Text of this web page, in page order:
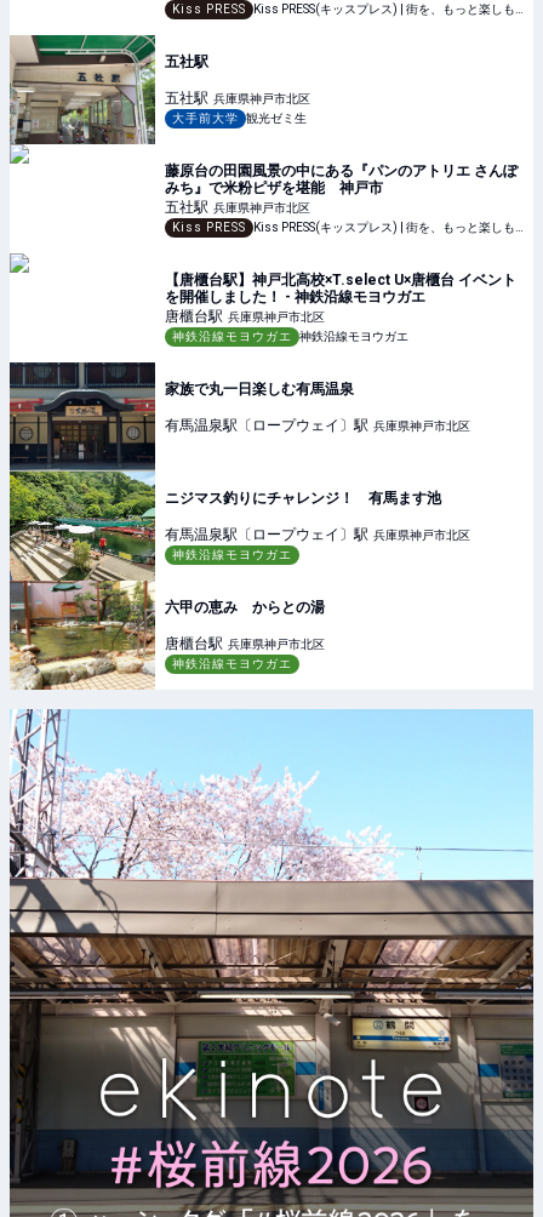
Kiss PRESS
五社駅
五社駅 兵庫県神戸市北区
大手前大学
観光ゼミ生
藤原台の田園風景の中にある『パンのアトリエ さんぽ
みち』で米粉ピザを堪能 神戸市
五社駅 兵庫県神戸市北区
Kiss PRESS
【唐櫃台駅】神戸北高校×T.select U×唐櫃台 イベント
を開催しました！ - 神鉄沿線モヨウガエ
唐櫃台駅 兵庫県神戸市北区
神鉄沿線モヨウガエ
神鉄沿線モヨウガエ
家族で丸一日楽しむ有馬温泉
有馬温泉駅〔ロープウェイ〕駅 兵庫県神戸市北区
ニジマス釣りにチャレンジ！ 有馬ます池
有馬温泉駅〔ロープウェイ〕駅 兵庫県神戸市北区
神鉄沿線モヨウガエ
六甲の恵み からとの湯
唐櫃台駅 兵庫県神戸市北区
神鉄沿線モヨウガエ